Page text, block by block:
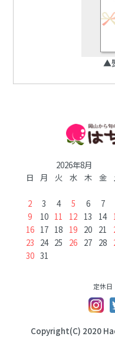
▲
2026年8月
日
月 火 水 木 金
2
3 4 5 6 7
9
10 11 12 13 14
16 17 18 19 20 21
23 24 25 26 27 28
30 31
定休
Copyright(C) 2020